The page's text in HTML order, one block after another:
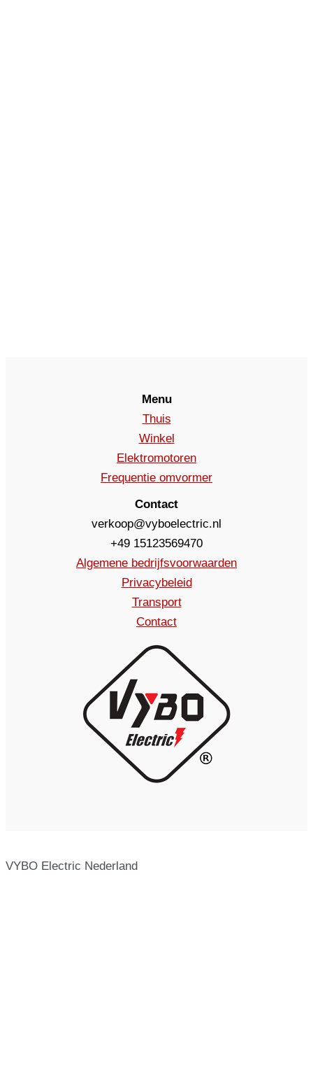
Menu
Thuis
Winkel
Elektromotoren
Frequentie omvormer
Contact
verkoop@vyboelectric.nl
+49 15123569470
Algemene bedrijfsvoorwaarden
Privacybeleid
Transport
Contact
VYBO Electric Nederland